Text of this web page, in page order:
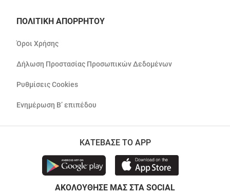
ΠΟΛΙΤΙΚΗ ΑΠΟΡΡΗΤΟΥ
Όροι Χρήσης
Δήλωση Προστασίας Προσωπικών Δεδομένων
Ρυθμίσεις Cookies
Ενημέρωση Β’ επιπέδου
ΚΑΤΕΒΑΣΕ ΤΟ APP
ΑΚΟΛΟΥΘΗΣΕ ΜΑΣ ΣΤΑ SOCIAL